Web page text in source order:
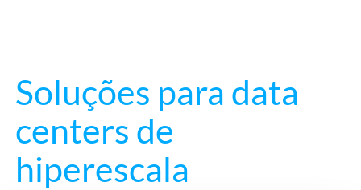
Soluções para data
centers de
hiperescala